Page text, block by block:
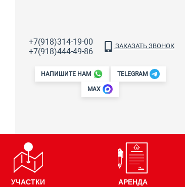
+7(918)314-19-00
+7(918)444-49-86
ЗАКАЗАТЬ ЗВОНОК
НАПИШИТЕ НАМ TELEGRAM
MAX
УЧАСТКИ АРЕНДА